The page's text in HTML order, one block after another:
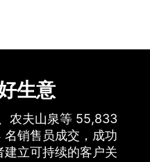
生意
农夫山泉等 55,833
名销售员成交， 成功
建立可持续的客户关